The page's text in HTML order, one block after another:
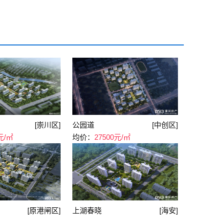
[崇川区]
/㎡
[中创区]
公园道
均价： 27500元/㎡
[原港闸区]
[海安]
上湖春晓